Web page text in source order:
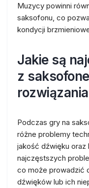
Muzycy powinni
saksofonu, co
kondycji
Jakie są
z
rozwiązania
Podczas gry na
różne problemy
jakość dźwięku
najczęstszych
co może prowadzić
dźwięków lub ich